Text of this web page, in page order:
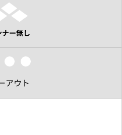
ナー無し
アウト